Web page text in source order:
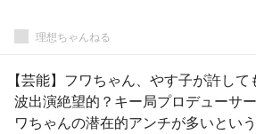
理想ちゃんねる
【芸能】フワちゃん、やす子が許して
波出演絶望的？キー局プロデューサ
ワちゃんの潜在的アンチが多いとい